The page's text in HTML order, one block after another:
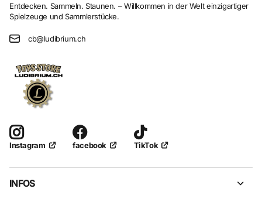
Entdecken. Sammeln. Staunen. – Willkommen in der Welt einzigartiger
Spielzeuge und Sammlerstücke.
cb@ludibrium.ch
Instagram facebook TikTok
INFOS